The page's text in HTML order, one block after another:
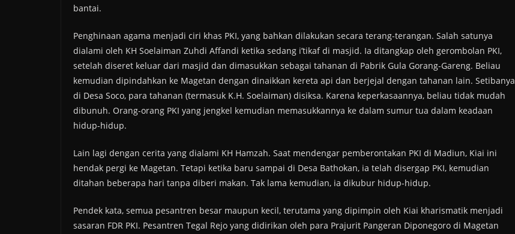
bantai.
Penghinaan agama menjadi ciri khas PKI, yang bahkan dilakukan secara terang-terangan. Salah satunya
dialami oleh KH Soelaiman Zuhdi Aﬀandi ketika sedang i’tikaf di masjid. Ia ditangkap oleh gerombolan PKI,
setelah diseret keluar dari masjid dan dimasukkan sebagai tahanan di Pabrik Gula Gorang-Gareng. Beliau
kemudian dipindahkan ke Magetan dengan dinaikkan kereta api dan berjejal dengan tahanan lain. Setibanya
di Desa Soco, para tahanan (termasuk K.H. Soelaiman) disiksa. Karena keperkasaannya, beliau tidak mudah
dibunuh. Orang-orang PKI yang jengkel kemudian memasukkannya ke dalam sumur tua dalam keadaan
hidup-hidup.
Lain lagi dengan cerita yang dialami KH Hamzah. Saat mendengar pemberontakan PKI di Madiun, Kiai ini
hendak pergi ke Magetan. Tetapi ketika baru sampai di Desa Bathokan, ia telah disergap PKI, kemudian
ditahan beberapa hari tanpa diberi makan. Tak lama kemudian, ia dikubur hidup-hidup.
Pendek kata, semua pesantren besar maupun kecil, terutama yang dipimpin oleh Kiai kharismatik menjadi
sasaran FDR PKI. Pesantren Tegal Rejo yang didirikan oleh para Prajurit Pangeran Diponegoro di Magetan